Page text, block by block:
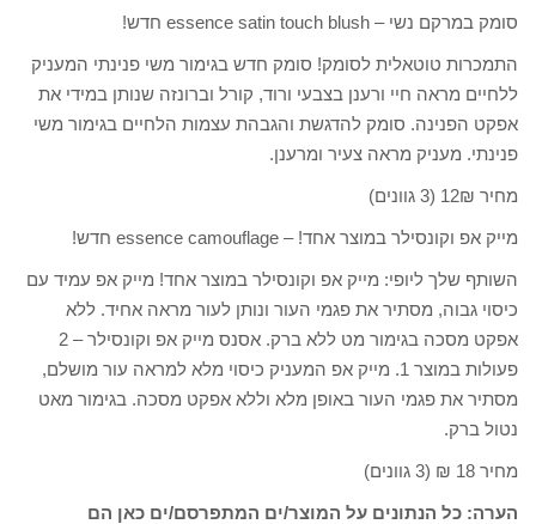
סומק במרקם נשי – essence satin touch blush חדש!
התמכרות טוטאלית לסומק! סומק חדש בגימור משי פנינתי המעניק
ללחיים מראה חיי ורענן בצבעי ורוד, קורל וברונזה שנותן במידי את
אפקט הפנינה. סומק להדגשת והגבהת עצמות הלחיים בגימור משי
פנינתי. מעניק מראה צעיר ומרענן.
מחיר 12₪ (3 גוונים)
מייק אפ וקונסילר במוצר אחד! – essence camouflage חדש!
השותף שלך ליופי: מייק אפ וקונסילר במוצר אחד! מייק אפ עמיד עם
כיסוי גבוה, מסתיר את פגמי העור ונותן לעור מראה אחיד. ללא
אפקט מסכה בגימור מט ללא ברק. אסנס מייק אפ וקונסילר – 2
פעולות במוצר 1. מייק אפ המעניק כיסוי מלא למראה עור מושלם,
מסתיר את פגמי העור באופן מלא וללא אפקט מסכה. בגימור מאט
נטול ברק.
מחיר 18 ₪ (3 גוונים)
הערה: כל הנתונים על המוצר/ים המתפרסם/ים כאן הם